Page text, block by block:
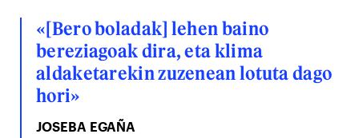
«[Bero boladak] lehen baino
bereziagoak dira, eta klima
aldaketarekin zuzenean lotuta dago
hori»
JOSEBA EGAÑA